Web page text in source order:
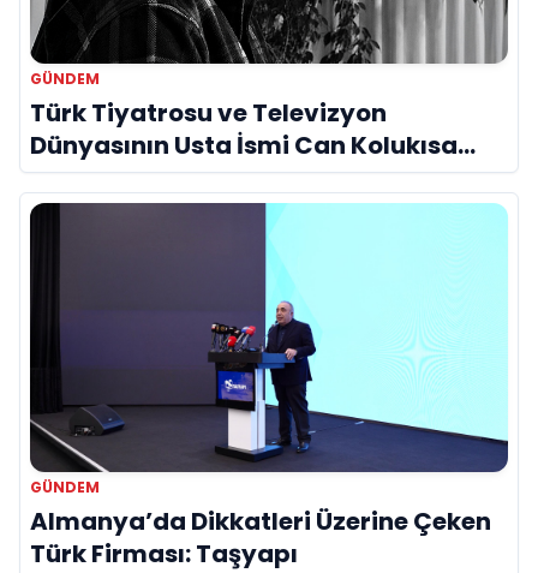
GÜNDEM
Türk Tiyatrosu ve Televizyon
Dünyasının Usta İsmi Can Kolukısa
Hayatını Kaybetti
GÜNDEM
Almanya’da Dikkatleri Üzerine Çeken
Türk Firması: Taşyapı